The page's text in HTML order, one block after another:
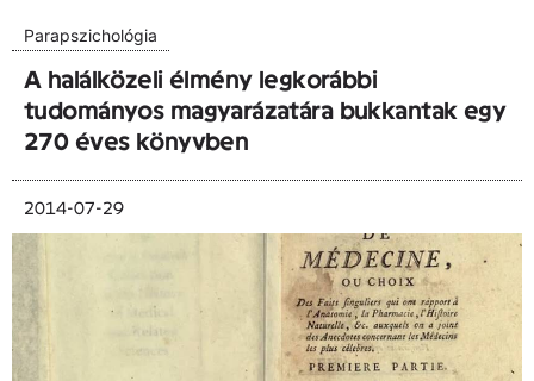
Parapszichológia
A halálközeli élmény legkorábbi
tudományos magyarázatára bukkantak egy
270 éves könyvben
2014-07-29